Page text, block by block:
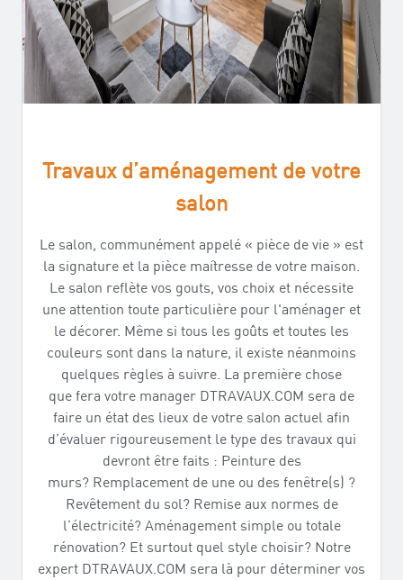
Travaux d’aménagement de votre
salon
Le salon, communément appelé « pièce de vie » est
la signature et la pièce maîtresse de votre maison.
Le salon reflète vos gouts, vos choix et nécessite
une attention toute particulière pour l'aménager et
le décorer. Même si tous les goûts et toutes les
couleurs sont dans la nature, il existe néanmoins
quelques règles à suivre. La première chose
que fera votre manager DTRAVAUX.COM sera de
faire un état des lieux de votre salon actuel afin
d’évaluer rigoureusement le type des travaux qui
devront être faits : Peinture des
murs? Remplacement de une ou des fenêtre(s) ?
Revêtement du sol? Remise aux normes de
l’électricité? Aménagement simple ou totale
rénovation? Et surtout quel style choisir? Notre
expert DTRAVAUX.COM sera là pour déterminer vos